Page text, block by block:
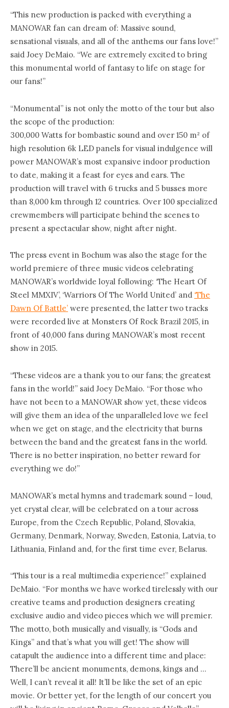
“This new production is packed with everything a
MANOWAR fan can dream of: Massive sound,
sensational visuals, and all of the anthems our fans love!”
said Joey DeMaio. “We are extremely excited to bring
this monumental world of fantasy to life on stage for
our fans!”
“Monumental” is not only the motto of the tour but also
the scope of the production:
300,000 Watts for bombastic sound and over 150 m² of
high resolution 6k LED panels for visual indulgence will
power MANOWAR’s most expansive indoor production
to date, making it a feast for eyes and ears. The
production will travel with 6 trucks and 5 busses more
than 8,000 km through 12 countries. Over 100 specialized
crewmembers will participate behind the scenes to
present a spectacular show, night after night.
The press event in Bochum was also the stage for the
world premiere of three music videos celebrating
MANOWAR’s worldwide loyal following: ‘The Heart Of
Steel MMXIV’, ‘Warriors Of The World United’ and ‘The
Dawn Of Battle’ were presented, the latter two tracks
were recorded live at Monsters Of Rock Brazil 2015, in
front of 40,000 fans during MANOWAR’s most recent
show in 2015.
“These videos are a thank you to our fans; the greatest
fans in the world!” said Joey DeMaio. “For those who
have not been to a MANOWAR show yet, these videos
will give them an idea of the unparalleled love we feel
when we get on stage, and the electricity that burns
between the band and the greatest fans in the world.
There is no better inspiration, no better reward for
everything we do!”
MANOWAR’s metal hymns and trademark sound – loud,
yet crystal clear, will be celebrated on a tour across
Europe, from the Czech Republic, Poland, Slovakia,
Germany, Denmark, Norway, Sweden, Estonia, Latvia, to
Lithuania, Finland and, for the first time ever, Belarus.
“This tour is a real multimedia experience!” explained
DeMaio. “For months we have worked tirelessly with our
creative teams and production designers creating
exclusive audio and video pieces which we will premier.
The motto, both musically and visually, is “Gods and
Kings” and that’s what you will get! The show will
catapult the audience into a different time and place:
There’ll be ancient monuments, demons, kings and …
Well, I can’t reveal it all! It’ll be like the set of an epic
movie. Or better yet, for the length of our concert you